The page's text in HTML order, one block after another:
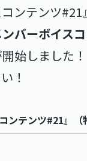
ンテンツ
バーボイス
始しました！
！
ンテンツ#21』